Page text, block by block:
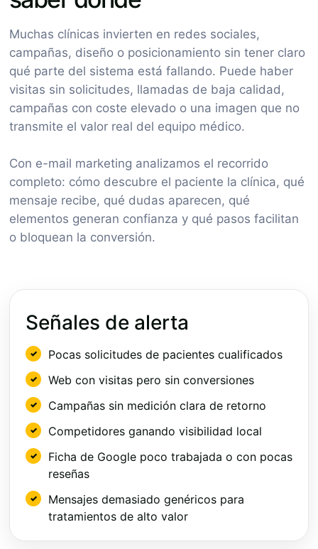
Muchas clínicas invierten en redes sociales,
campañas, diseño o posicionamiento sin tener claro
qué parte del sistema está fallando. Puede haber
visitas sin solicitudes, llamadas de baja calidad,
campañas con coste elevado o una imagen que no
transmite el valor real del equipo médico.
Con e-mail marketing analizamos el recorrido
completo: cómo descubre el paciente la clínica, qué
mensaje recibe, qué dudas aparecen, qué
elementos generan confianza y qué pasos facilitan
o bloquean la conversión.
Señales de alerta
Pocas solicitudes de pacientes cualificados
Web con visitas pero sin conversiones
Campañas sin medición clara de retorno
Competidores ganando visibilidad local
Ficha de Google poco trabajada o con pocas
reseñas
Mensajes demasiado genéricos para
tratamientos de alto valor